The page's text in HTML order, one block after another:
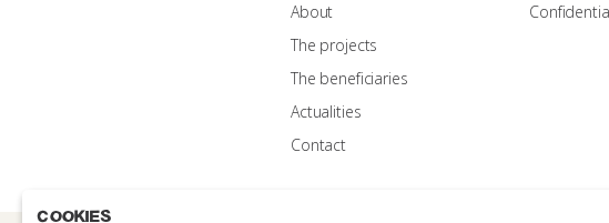
Cookies
About
The projects
The beneficiaries
Actualities
Contact